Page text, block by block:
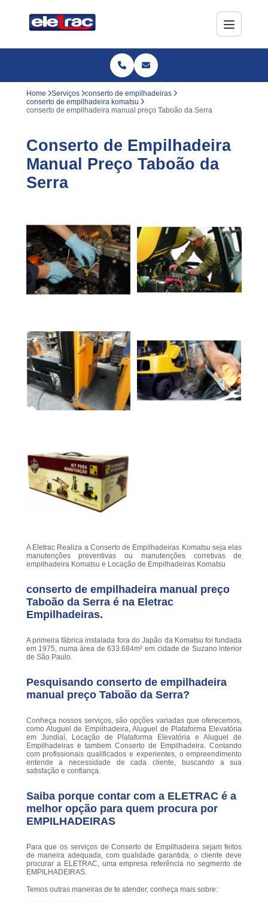
Home Serviços
conserto de empilhadeiras
conserto de empilhadeira komatsu
conserto de empilhadeira manual preço Taboão da Serra
Conserto de Empilhadeira
Manual Preço Taboão da
Serra
A Eletrac Realiza a Conserto de Empilhadeiras Komatsu seja elas
manutenções preventivas ou manutenções corretivas de
empilhadeira Komatsu e Locação de Empilhadeiras Komatsu
conserto de empilhadeira manual preço
Taboão da Serra é na Eletrac
Empilhadeiras.
A primeira fábrica instalada fora do Japão da Komatsu foi fundada
em 1975, numa área de 633.684m² em cidade de Suzano interior
de São Paulo.
Pesquisando conserto de empilhadeira
manual preço Taboão da Serra?
Conheça nossos serviços, são opções variadas que oferecemos,
como Aluguel de Empilhadeira, Aluguel de Plataforma Elevatória
em Jundiaí, Locação de Plataforma Elevatória e Aluguel de
Empilhadeiras e tambem Conserto de Empilhadeira. Contando
com profissionais qualificados e experientes, o empreendimento
entende a necessidade de cada cliente, buscando a sua
satisfação e confiança.
Saiba porque contar com a ELETRAC é a
melhor opção para quem procura por
EMPILHADEIRAS
Para que os serviços de Conserto de Empilhadeira sejam feitos
de maneira adequada, com qualidade garantida, o cliente deve
procurar a ELETRAC, uma empresa referência no segmento de
EMPILHADEIRAS.
Temos outras maneiras de te atender, conheça mais sobre: